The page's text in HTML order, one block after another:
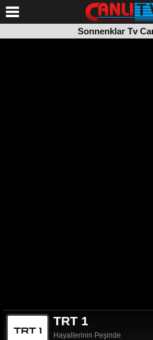
Sonnenklar Tv
TRT 1
Hayallerinin Peşinde